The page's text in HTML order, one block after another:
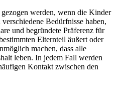
werden, wenn die Kinder
Bedürfnisse haben,
und begründete Präferenz für
Elternteil äußert oder
machen, dass alle
leben. In jedem Fall werden
Kontakt zwischen den